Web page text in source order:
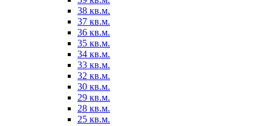
38 кв.м.
37 кв.м.
36 кв.м.
35 кв.м.
34 кв.м.
33 кв.м.
32 кв.м.
30 кв.м.
29 кв.м.
28 кв.м.
25 кв.м.